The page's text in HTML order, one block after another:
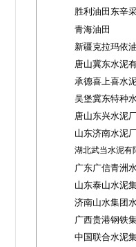
胜利油田东辛
青海油田
新疆克拉玛依
唐山冀东水泥
承德喜上喜水
吴堡冀东特种
唐山东兴水泥
山东济南水泥
湖北武当水泥有
广东广信青洲
山东泰山水泥
济南山水集团
广西贵港钢铁
中国联合水泥